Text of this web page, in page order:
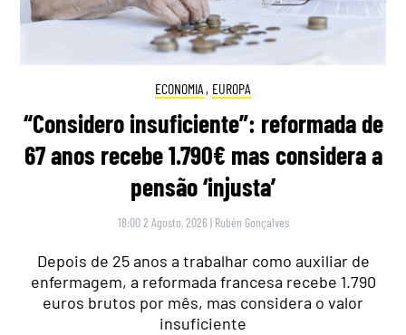
ECONOMIA , EUROPA
“Considero insuficiente”: reformada de
67 anos recebe 1.790€ mas considera a
pensão ‘injusta’
18:00 2 Agosto, 2026 | Rubén Gonçalves
Depois de 25 anos a trabalhar como auxiliar de
enfermagem, a reformada francesa recebe 1.790
euros brutos por mês, mas considera o valor
insuficiente